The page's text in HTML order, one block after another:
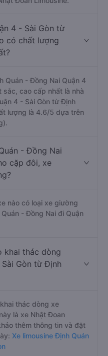
4 - Sài Gòn từ
có chất lượng
Quán - Đồng Nai Quận 4
cao cấp nhất là nhà
4 - Sài Gòn từ Định
lượng là 4.6/5 dựa trên
- Đồng Nai
cặp đôi, xe
nào có loại xe giường
- Đồng Nai đi Quận
khai thác dòng
Gòn từ Định
thác dòng xe
là xe Nhật Đoan
thêm thông tin và đặt
Xe limousine Định Quán